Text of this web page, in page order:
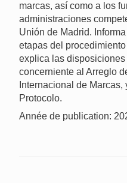
marcas, así como a los
administraciones
Unión de Madrid.
etapas del
explica las
concerniente al Arreglo
Internacional de
Protocolo.
Année de publication: